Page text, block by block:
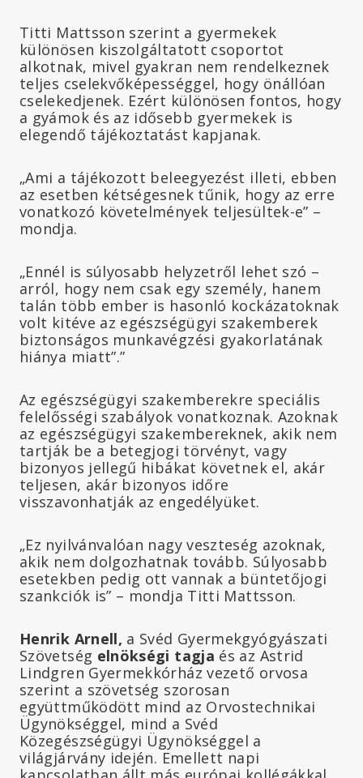
Titti Mattsson szerint a gyermekek
különösen kiszolgáltatott csoportot
alkotnak, mivel gyakran nem rendelkeznek
teljes cselekvőképességgel, hogy önállóan
cselekedjenek. Ezért különösen fontos, hogy
a gyámok és az idősebb gyermekek is
elegendő tájékoztatást kapjanak.
„Ami a tájékozott beleegyezést illeti, ebben
az esetben kétségesnek tűnik, hogy az erre
vonatkozó követelmények teljesültek-e” –
mondja.
„Ennél is súlyosabb helyzetről lehet szó –
arról, hogy nem csak egy személy, hanem
talán több ember is hasonló kockázatoknak
volt kitéve az egészségügyi szakemberek
biztonságos munkavégzési gyakorlatának
hiánya miatt”.”
Az egészségügyi szakemberekre speciális
felelősségi szabályok vonatkoznak. Azoknak
az egészségügyi szakembereknek, akik nem
tartják be a betegjogi törvényt, vagy
bizonyos jellegű hibákat követnek el, akár
teljesen, akár bizonyos időre
visszavonhatják az engedélyüket.
„Ez nyilvánvalóan nagy veszteség azoknak,
akik nem dolgozhatnak tovább. Súlyosabb
esetekben pedig ott vannak a büntetőjogi
szankciók is” – mondja Titti Mattsson.
Henrik Arnell, a Svéd Gyermekgyógyászati
Szövetség elnökségi tagja és az Astrid
Lindgren Gyermekkórház vezető orvosa
szerint a szövetség szorosan
együttműködött mind az Orvostechnikai
Ügynökséggel, mind a Svéd
Közegészségügyi Ügynökséggel a
világjárvány idején. Emellett napi